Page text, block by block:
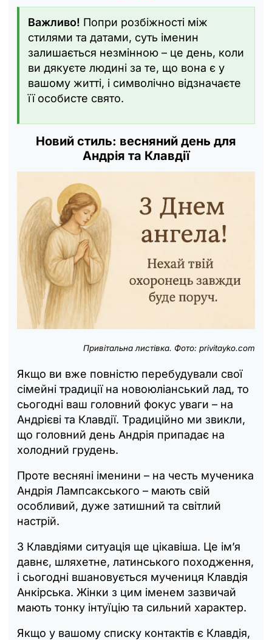
Важливо! Попри розбіжності між
стилями та датами, суть іменин
залишається незмінною – це день, коли
ви дякуєте людині за те, що вона є у
вашому житті, і символічно відзначаєте
її особисте свято.
Новий стиль: весняний день для
Андрія та Клавдії
Привітальна листівка. Фото: privitayko.com
Якщо ви вже повністю перебудували свої
сімейні традиції на новоюліанський лад, то
сьогодні ваш головний фокус уваги – на
Андрієві та Клавдії. Традиційно ми звикли,
що головний день Андрія припадає на
холодний грудень.
Проте весняні іменини – на честь мученика
Андрія Лампсакського – мають свій
особливий, дуже затишний та світлий
настрій.
З Клавдіями ситуація ще цікавіша. Це ім’я
давнє, шляхетне, латинського походження,
і сьогодні вшановується мучениця Клавдія
Анкірська. Жінки з цим іменем зазвичай
мають тонку інтуїцію та сильний характер.
Якщо у вашому списку контактів є Клавдія,